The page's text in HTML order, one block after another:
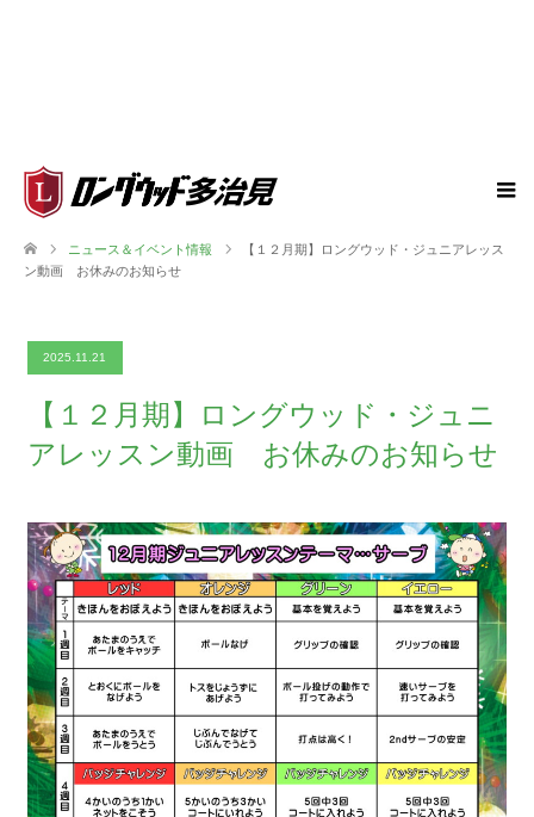
ニュース＆イベント情報
【１２月期】ロングウッド・ジュニアレッス
ン動画 お休みのお知らせ
2025.11.21
【１２月期】ロングウッド・ジュニ
アレッスン動画 お休みのお知らせ